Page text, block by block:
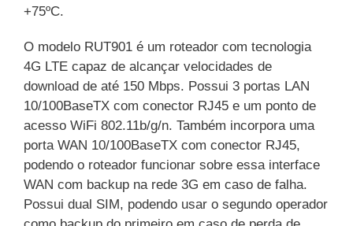
+75ºC.
O modelo RUT901 é um roteador com tecnologia
4G LTE capaz de alcançar velocidades de
download de até 150 Mbps. Possui 3 portas LAN
10/100BaseTX com conector RJ45 e um ponto de
acesso WiFi 802.11b/g/n. Também incorpora uma
porta WAN 10/100BaseTX com conector RJ45,
podendo o roteador funcionar sobre essa interface
WAN com backup na rede 3G em caso de falha.
Possui dual SIM, podendo usar o segundo operador